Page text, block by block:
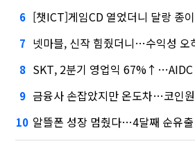
6 [챗ICT]게임CD 열었더니 달랑 종
7 넷마블, 신작 힘줬더니…수익성 오
8 SKT, 2분기 영업익 67%↑…AIDC
9 금융사 손잡았지만 온도차…코인
10 알뜰폰 성장 멈췄다…4달째 순유출